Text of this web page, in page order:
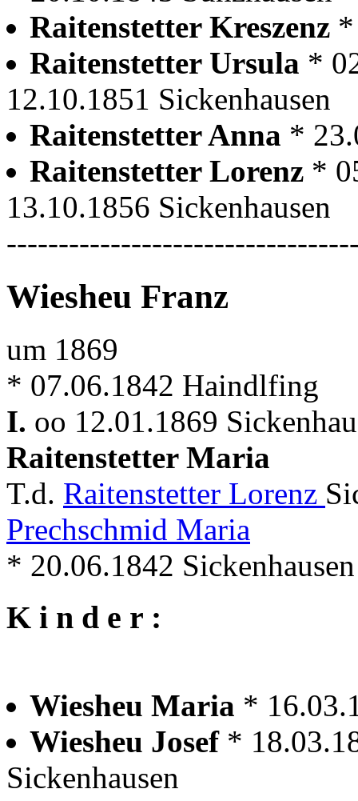
Raitenstetter Kreszenz *
Raitenstetter Ursula *
12.10.1851 Sickenhausen
Raitenstetter Anna *
Raitenstetter Lorenz *
13.10.1856 Sickenhausen
Wiesheu Franz
um 1869
* 07.06.1842 Haindlfing
I. oo 12.01.1869
Raitenstetter Maria
T.d. Raitenstetter Lorenz
Prechschmid Maria
* 20.06.1842
K i n d e r :
Wiesheu Maria *
Wiesheu Josef *
Sickenhausen